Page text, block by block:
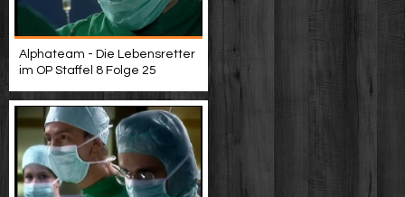
Alphateam - Die Lebensretter
im OP Staffel 8 Folge 25